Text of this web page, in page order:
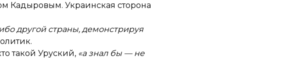
Кадыровым. Украинская сторона
другой страны, демонстрируя
такой Уруский, «а знал бы — не